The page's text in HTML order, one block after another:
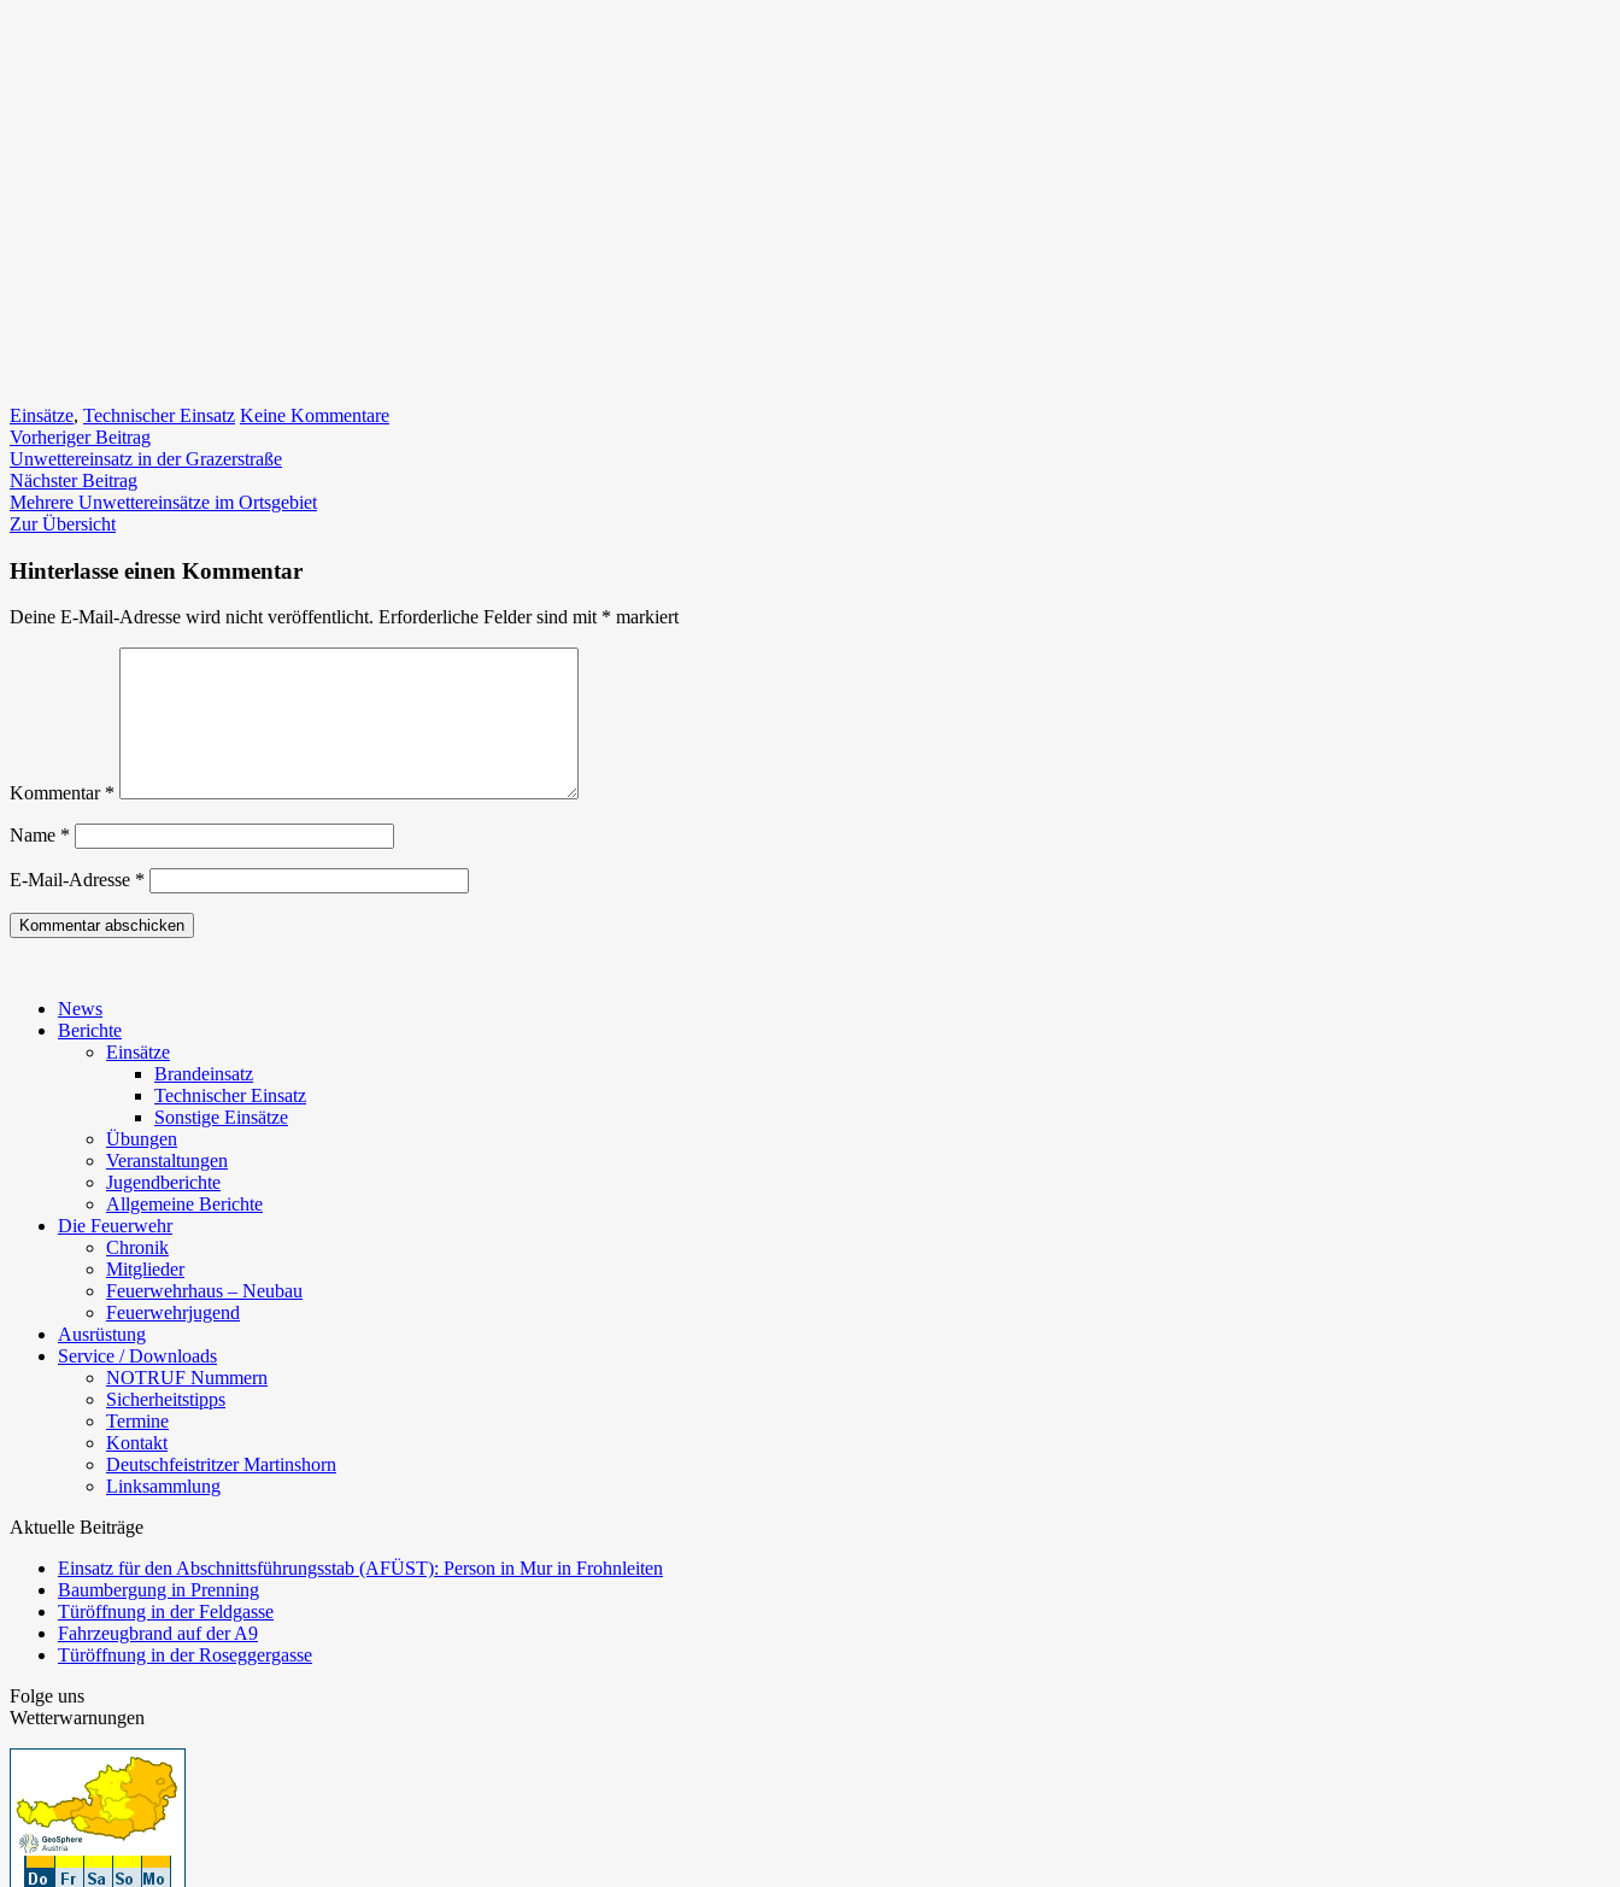
Einsätze, Technischer Einsatz Keine Kommentarezu
Beitragsnavigation
Vorheriger BeitragVorheriger
Beitrag:
Unwettereinsatz in der Grazerstraße
Nächster BeitragNächster
Beitrag:
Mehrere Unwettereinsätze im Ortsgebiet
Zur Übersicht
Hinterlasse einen Kommentar
Deine E-Mail-Adresse wird nicht veröffentlicht. Erforderliche Felder sind mit * markiert
Kommentar *
Name *
E-Mail-Adresse *
News
Berichte
Einsätze
Brandeinsatz
Technischer Einsatz
Sonstige Einsätze
Übungen
Veranstaltungen
Jugendberichte
Allgemeine Berichte
Die Feuerwehr
Chronik
Mitglieder
Feuerwehrhaus – Neubau
Feuerwehrjugend
Ausrüstung
Service / Downloads
NOTRUF Nummern
Sicherheitstipps
Termine
Kontakt
Deutschfeistritzer Martinshorn
Linksammlung
Aktuelle Beiträge
Einsatz für den Abschnittsführungsstab (AFÜST): Person in Mur in Frohnleiten
Baumbergung in Prenning
Türöffnung in der Feldgasse
Fahrzeugbrand auf der A9
Türöffnung in der Roseggergasse
Folge uns
Wetterwarnungen